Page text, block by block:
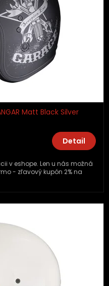
Matt Black Silver
Detail
v eshope. Len u nás možná
- zľavový kupón 2% na